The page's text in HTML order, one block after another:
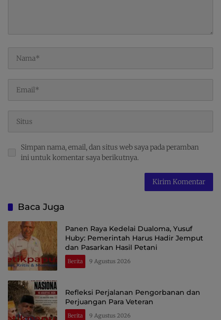
Simpan nama, email, dan situs web saya pada peramban
ini untuk komentar saya berikutnya.
Baca Juga
Panen Raya Kedelai Dualoma, Yusuf
Huby: Pemerintah Harus Hadir Jemput
dan Pasarkan Hasil Petani
Berita 9 Agustus 2026
Refleksi Perjalanan Pengorbanan dan
Perjuangan Para Veteran
Berita 9 Agustus 2026